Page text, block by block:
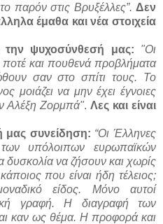
παρόν στις Βρυξέλλες”. Δεν
έμαθα και νέα στοιχεία
την ψυχοσύνθεσή μας:
"Οι
ποτέ και πουθενά προβλήματα
σαν στο σπίτι τους. Το
μοιάζει να μην έχει έγνοιες
Αλέξη Ζορμπά". Λες και είναι
μας συνείδηση: “Οι Έλληνες
υπόλοιπων ευρωπαϊκών
δυσκολία να ζήσουν και χωρίς
που είναι ήδη τέλειος;
είδος. Μόνο αυτοί
γραφή. Η διαγραφή των
καν ως θέμα. Η προφορά και